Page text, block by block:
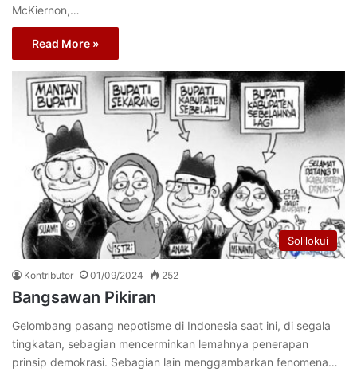
McKiernon,…
Read More »
Solilokui
Kontributor 01/09/2024 252
Bangsawan Pikiran
Gelombang pasang nepotisme di Indonesia saat ini, di segala
tingkatan, sebagian mencerminkan lemahnya penerapan
prinsip demokrasi. Sebagian lain menggambarkan fenomena…